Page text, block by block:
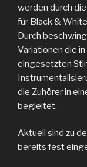
werden durch
für Black &
Durch
Variationen die
eingesetzten
die Zuhörer in
begleitet.
Aktuell sind zu
bereits fest